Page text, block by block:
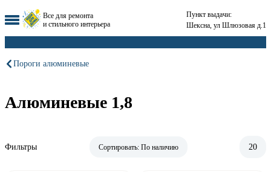
Все для ремонта
и стильного интерьера
Пункт выдачи:
Шексна, ул Шлюзовая д.1
Пороги алюминевые
Алюминевые 1,8
Фильтры Сортировать: По наличию 20